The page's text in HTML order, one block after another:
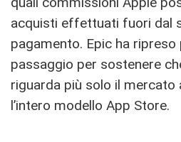
acquisti effettuati fuori dal
pagamento. Epic ha
passaggio per sostenere
riguarda più solo il mercato
l’intero modello App Store.